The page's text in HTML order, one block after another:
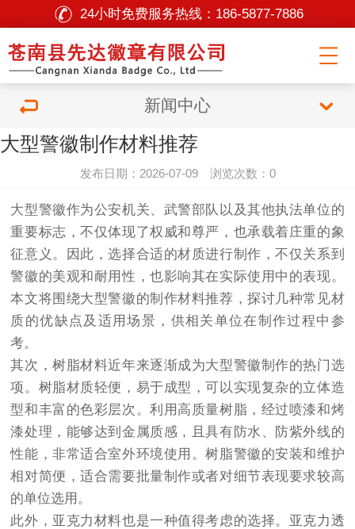
24小时免费服务热线： 186-5877-7886
新闻中心
大型警徽制作材料推荐
发布日期：2026-07-09 浏览次数：0
大型警徽作为公安机关、武警部队以及其他执法单位的
重要标志，不仅体现了权威和尊严，也承载着庄重的象
征意义。因此，选择合适的材质进行制作，不仅关系到
警徽的美观和耐用性，也影响其在实际使用中的表现。
本文将围绕大型警徽的制作材料推荐，探讨几种常见材
质的优缺点及适用场景，供相关单位在制作过程中参
考。
其次，树脂材料近年来逐渐成为大型警徽制作的热门选
项。树脂材质轻便，易于成型，可以实现复杂的立体造
型和丰富的色彩层次。利用高质量树脂，经过喷漆和烤
漆处理，能够达到金属质感，且具有防水、防紫外线的
性能，非常适合室外环境使用。树脂警徽的安装和维护
相对简便，适合需要批量制作或者对细节表现要求较高
的单位选用。
此外，亚克力材料也是一种值得考虑的选择。亚克力透